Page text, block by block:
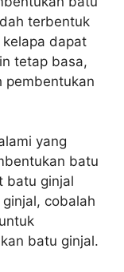
terbentuk
dapat
tetap basa,
pembentukan
yang
batu
batu ginjal
cobalah
batu ginjal.